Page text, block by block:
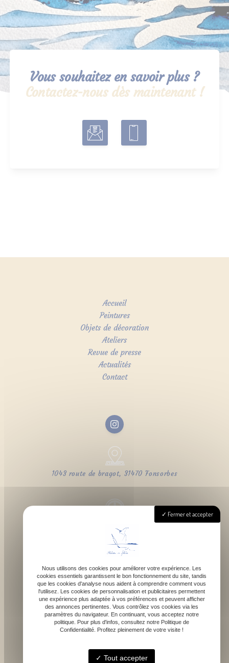
Vous souhaitez en savoir plus ?
Contactez-nous dès maintenant !
Accueil
Peintures
Objets de décoration
Ateliers
Revue de presse
Actualités
Contact
1043 route de bragot, 31470 Fonsorbes
Lundi - Samedi : 9h - 18h
contact@atelierdefelicie.fr
06 08 95 80 82
Fermer et accepter
Nous utilisons des cookies pour améliorer votre expérience. Les
cookies essentiels garantissent le bon fonctionnement du site, tandis
que les cookies d'analyse nous aident à comprendre comment vous
l'utilisez. Les cookies de personnalisation et publicitaires permettent
une expérience plus adaptée à vos préférences et peuvent afficher
des annonces pertinentes. Vous contrôlez vos cookies via les
paramètres du navigateur. En continuant, vous acceptez notre
politique. Pour plus d'infos, consultez notre Politique de
Confidentialité. Profitez pleinement de votre visite !
Tout accepter